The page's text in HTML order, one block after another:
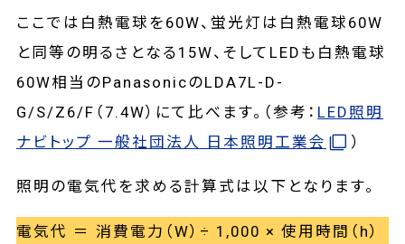
ここでは白熱電球を60W、蛍光灯は白熱電球60W
と同等の明るさとなる15W、そしてLEDも白熱電球
60W相当のPanasonicのLDA7L-D-
G/S/Z6/F（7.4W）にて比べます。（参考： LED照明
ナビトップ 一般社団法人 日本照明工業会
）
照明の電気代を求める計算式は以下となります。
電気代 ＝ 消費電力（W）÷ 1,000 × 使用時間（h）